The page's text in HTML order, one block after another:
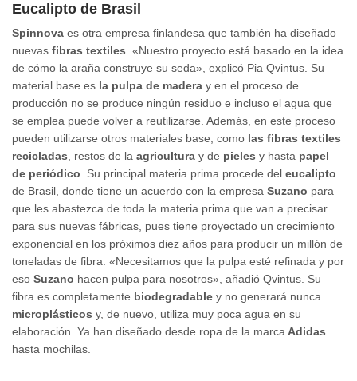
Eucalipto de Brasil
Spinnova es otra empresa finlandesa que también ha diseñado
nuevas fibras textiles . «Nuestro proyecto está basado en la idea
de cómo la araña construye su seda», explicó Pia Qvintus. Su
material base es la pulpa de madera y en el proceso de
producción no se produce ningún residuo e incluso el agua que
se emplea puede volver a reutilizarse. Además, en este proceso
pueden utilizarse otros materiales base, como las fibras textiles
recicladas , restos de la agricultura y de pieles y hasta papel
de periódico . Su principal materia prima procede del eucalipto
de Brasil, donde tiene un acuerdo con la empresa Suzano para
que les abastezca de toda la materia prima que van a precisar
para sus nuevas fábricas, pues tiene proyectado un crecimiento
exponencial en los próximos diez años para producir un millón de
toneladas de fibra. «Necesitamos que la pulpa esté refinada y por
eso Suzano hacen pulpa para nosotros», añadió Qvintus. Su
fibra es completamente biodegradable y no generará nunca
microplásticos y, de nuevo, utiliza muy poca agua en su
elaboración. Ya han diseñado desde ropa de la marca Adidas
hasta mochilas.